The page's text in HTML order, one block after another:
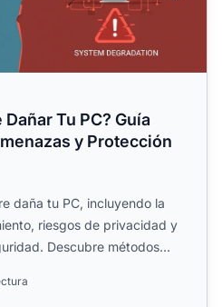
Tu PC? Guía
y Protección
daña tu PC, incluyendo la
riesgos de privacidad y
Descubre métodos